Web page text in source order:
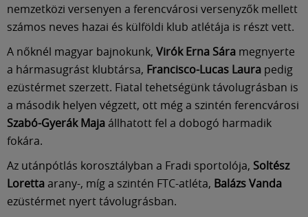
nemzetközi versenyen a ferencvárosi versenyzők mellett
számos neves hazai és külföldi klub atlétája is részt vett.
A nőknél magyar bajnokunk, Virók Erna Sára megnyerte
a hármasugrást klubtársa, Francisco-Lucas Laura pedig
ezüstérmet szerzett. Fiatal tehetségünk távolugrásban is
a második helyen végzett, ott még a szintén ferencvárosi
Szabó-Gyerák Majaállhatott fel a dobogó harmadik
fokára.
Az utánpótlás korosztályban a Fradi sportolója, Soltész
Lorettaarany-, míg a szintén FTC-atléta, Balázs Vanda
ezüstérmet nyert távolugrásban.
English